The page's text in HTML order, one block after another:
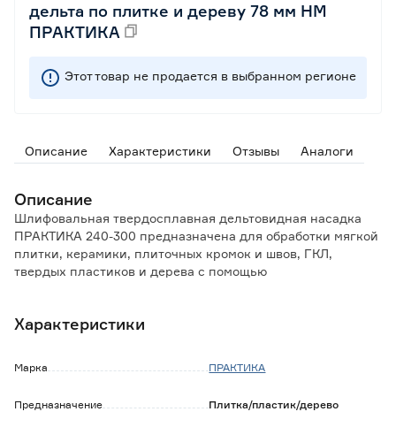
дельта по плитке и дереву 78 мм HM
ПРАКТИКА
Этот товар не продается в выбранном регионе
Описание Характеристики Отзывы Аналоги
Описание
Шлифовальная твердосплавная дельтовидная насадка
ПРАКТИКА 240-300 предназначена для обработки мягкой
плитки, керамики, плиточных кромок и швов, ГКЛ,
твердых пластиков и дерева с помощью
Особенности и преимущества:
HM;
быстроразъемными цанговыми креплениями;
Характеристики
Марка ПРАКТИКА
Предназначение Плитка/пластик/дерево